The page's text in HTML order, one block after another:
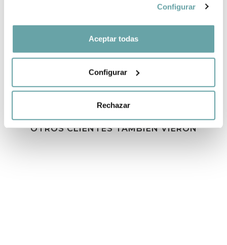
Configurar
Aceptar todas
Configurar
Rechazar
OTROS CLIENTES TAMBIÉN VIERON